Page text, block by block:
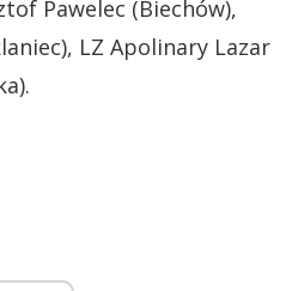
Pawelec (Biechów),
LZ Apolinary Lazar